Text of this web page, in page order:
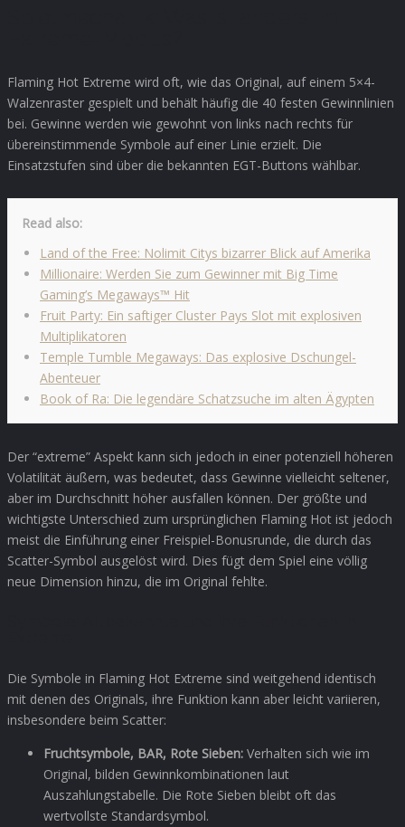
Flaming Hot Extreme wird oft, wie das Original, auf einem 5×4-
Walzenraster gespielt und behält häufig die 40 festen Gewinnlinien
bei. Gewinne werden wie gewohnt von links nach rechts für
übereinstimmende Symbole auf einer Linie erzielt. Die
Einsatzstufen sind über die bekannten EGT-Buttons wählbar.
Read also:
Land of the Free: Nolimit Citys bizarrer Blick auf Amerika
Millionaire: Werden Sie zum Gewinner mit Big Time
Gaming’s Megaways™ Hit
Fruit Party: Ein saftiger Cluster Pays Slot mit explosiven
Multiplikatoren
Temple Tumble Megaways: Das explosive Dschungel-
Abenteuer
Book of Ra: Die legendäre Schatzsuche im alten Ägypten
Der “extreme” Aspekt kann sich jedoch in einer potenziell höheren
Volatilität äußern, was bedeutet, dass Gewinne vielleicht seltener,
aber im Durchschnitt höher ausfallen können. Der größte und
wichtigste Unterschied zum ursprünglichen Flaming Hot ist jedoch
meist die Einführung einer Freispiel-Bonusrunde, die durch das
Scatter-Symbol ausgelöst wird. Dies fügt dem Spiel eine völlig
neue Dimension hinzu, die im Original fehlte.
Die Symbole in Flaming Hot Extreme sind weitgehend identisch
mit denen des Originals, ihre Funktion kann aber leicht variieren,
insbesondere beim Scatter:
Fruchtsymbole, BAR, Rote Sieben: Verhalten sich wie im
Original, bilden Gewinnkombinationen laut
Auszahlungstabelle. Die Rote Sieben bleibt oft das
wertvollste Standardsymbol.